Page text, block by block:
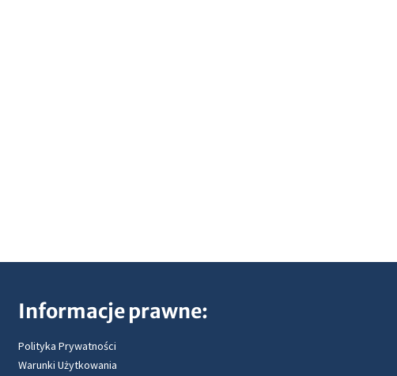
Informacje prawne:
Polityka Prywatności
Warunki Użytkowania